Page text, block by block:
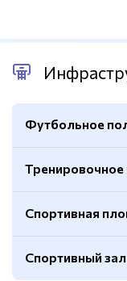
Футбольное
Размер
Тренировочное
Количество
3
Спортивная
Баскетбольные
Спортивный зал